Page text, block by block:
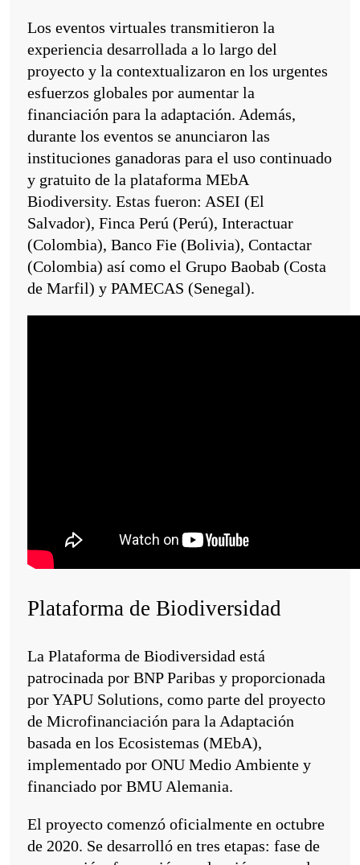
Los eventos virtuales transmitieron la
experiencia desarrollada a lo largo del
proyecto y la contextualizaron en los urgentes
esfuerzos globales por aumentar la
financiación para la adaptación. Además,
durante los eventos se anunciaron las
instituciones ganadoras para el uso continuado
y gratuito de la plataforma MEbA
Biodiversity. Estas fueron: ASEI (El
Salvador), Finca Perú (Perú), Interactuar
(Colombia), Banco Fie (Bolivia), Contactar
(Colombia) así como el Grupo Baobab (Costa
de Marfil) y PAMECAS (Senegal).
Plataforma de Biodiversidad
La Plataforma de Biodiversidad está
patrocinada por BNP Paribas y proporcionada
por YAPU Solutions, como parte del proyecto
de Microfinanciación para la Adaptación
basada en los Ecosistemas (MEbA),
implementado por ONU Medio Ambiente y
financiado por BMU Alemania.
El proyecto comenzó oficialmente en octubre
de 2020. Se desarrolló en tres etapas: fase de